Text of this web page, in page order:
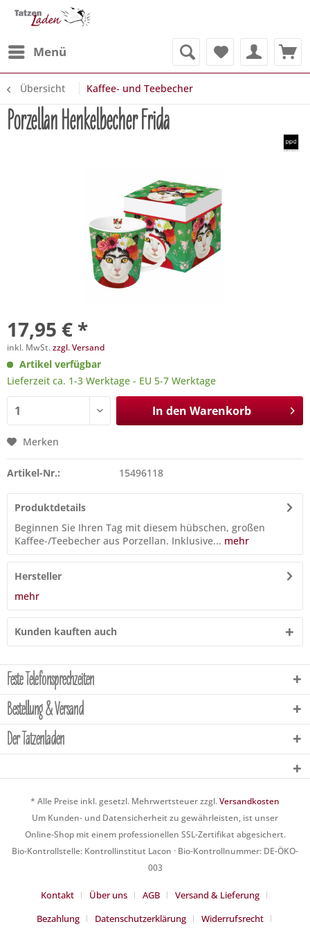
Menü
Übersicht Kaffee- und Teebecher
Porzellan Henkelbecher Frida
17,95 € *
inkl. MwSt.zzgl. Versand
Artikel verfügbar
Lieferzeit ca. 1-3 Werktage - EU 5-7 Werktage
In den Warenkorb
Merken
Artikel-Nr.: 15496118
Produktdetails
Beginnen Sie Ihren Tag mit diesem hübschen, großen
Kaffee-/Teebecher aus Porzellan. Inklusive... mehr
Hersteller
mehr
Kunden kauften auch
Feste Telefonsprechzeiten
Bestellung & Versand
Der Tatzenladen
* Alle Preise inkl. gesetzl. Mehrwertsteuer zzgl.Versandkosten
Um Kunden- und Datensicherheit zu gewährleisten, ist unser
Online-Shop mit einem professionellen SSL-Zertifikat abgesichert.
Bio-Kontrollstelle: Kontrollinstitut Lacon · Bio-Kontrollnummer: DE-ÖKO-
003
Kontakt Über uns AGB
Versand & Lieferung
Bezahlung
Datenschutzerklärung Widerrufsrecht